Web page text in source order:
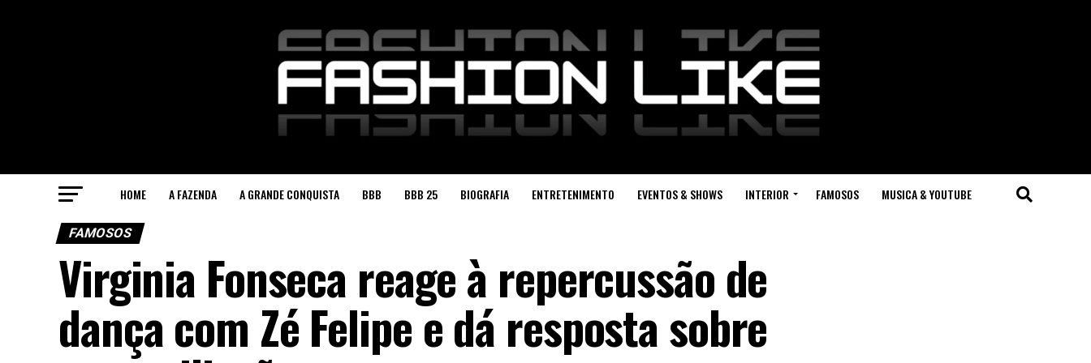
HOME A FAZENDA A GRANDE CONQUISTA BBB BBB 25 BIOGRAFIA ENTRETENIMENTO EVENTOS & SHOWS INTERIOR FAMOSOS MUSICA & YOUTUBE
FAMOSOS
Virginia Fonseca reage à repercussão de
dança com Zé Felipe e dá resposta sobre